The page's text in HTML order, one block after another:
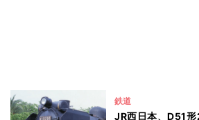
鉄道
JR西日本、D51